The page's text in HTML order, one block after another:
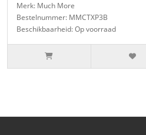
Merk: Much More
Bestelnummer: MMCTXP3B
Beschikbaarheid: Op voorraad